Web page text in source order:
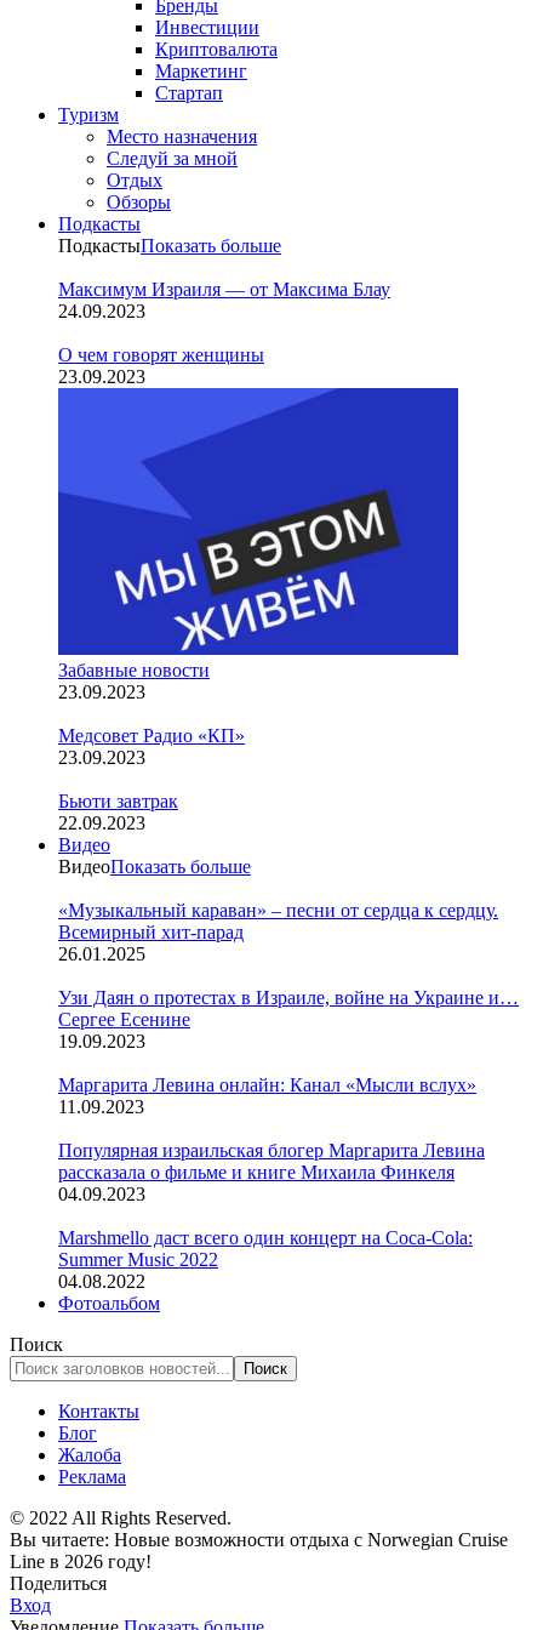
Бренды
Инвестиции
Криптовалюта
Маркетинг
Стартап
Туризм
Место назначения
Следуй за мной
Отдых
Обзоры
Подкасты
ПодкастыПоказать больше
Максимум Израиля — от Максима Блау
24.09.2023
О чем говорят женщины
23.09.2023
Забавные новости
23.09.2023
Медсовет Радио «КП»
23.09.2023
Бьюти завтрак
22.09.2023
Видео
ВидеоПоказать больше
«Музыкальный караван» – песни от сердца к сердцу.
Всемирный хит-парад
26.01.2025
Узи Даян о протестах в Израиле, войне на Украине и…
Сергее Есенине
19.09.2023
Маргарита Левина онлайн: Канал «Мысли вслух»
11.09.2023
Популярная израильская блогер Маргарита Левина
рассказала о фильме и книге Михаила Финкеля
04.09.2023
Marshmello даст всего один концерт на Coca-Cola:
Summer Music 2022
04.08.2022
Фотоальбом
Поиск
Контакты
Блог
Жалоба
Реклама
© 2022 All Rights Reserved.
Вы читаете: Новые возможности отдыха с Norwegian Cruise
Line в 2026 году!
Поделиться
Вход